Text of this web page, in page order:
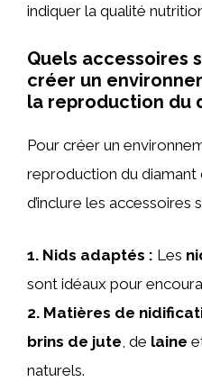
indiquer la qualité
Quels accessoires
créer un
la reproduction du
Pour créer un
reproduction du diamant
d’inclure les accessoires
1. Nids adaptés : Les
sont idéaux pour
2. Matières de
brins de jute , de laine
naturels.